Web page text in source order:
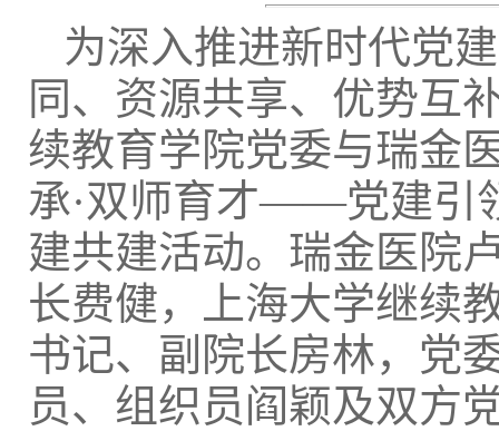
为深入推进新时代党
同、资源共享、优势互
续教育学院党委与瑞金
承·双师育才——党建引
建共建活动。瑞金医院
长费健，上海大学继续
书记、副院长房林，党
员、组织员阎颖及双方